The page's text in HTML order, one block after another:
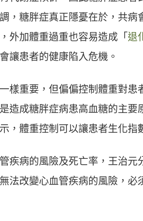
，糖胖症真正隱憂在於，共病
外加體重過重也容易造成「 退
讓患者的健康陷入危機。
樣重要，但偏偏控制體重對患
造成糖胖症病患高血糖的主要
，體重控制可以讓患者生化指
疾病的風險及死亡率，王治元
法改變心血管疾病的風險，必